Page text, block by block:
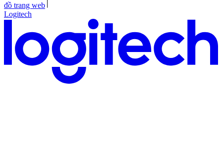
đồ trang web
Logitech